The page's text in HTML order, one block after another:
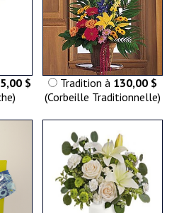
$
Tradition à 130,00 $
(Corbeille Traditionnelle)